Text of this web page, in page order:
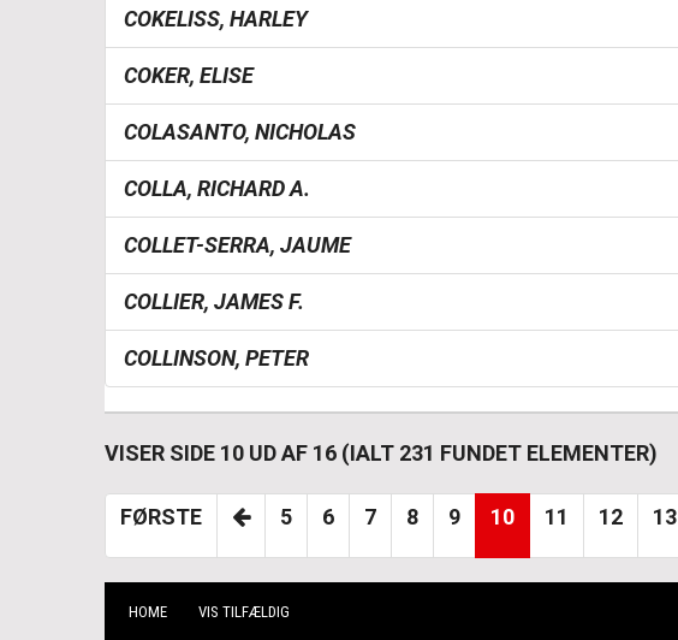
COKELISS, HARLEY
COKER, ELISE
COLASANTO, NICHOLAS
COLLA, RICHARD A.
COLLET-SERRA, JAUME
COLLIER, JAMES F.
COLLINSON, PETER
VISER SIDE 10 UD AF 16 (IALT 231 FUNDET ELEMENTER)
FØRSTE 5 6 7 8 9 10 11 12 13
HOME VIS TILFÆLDIG